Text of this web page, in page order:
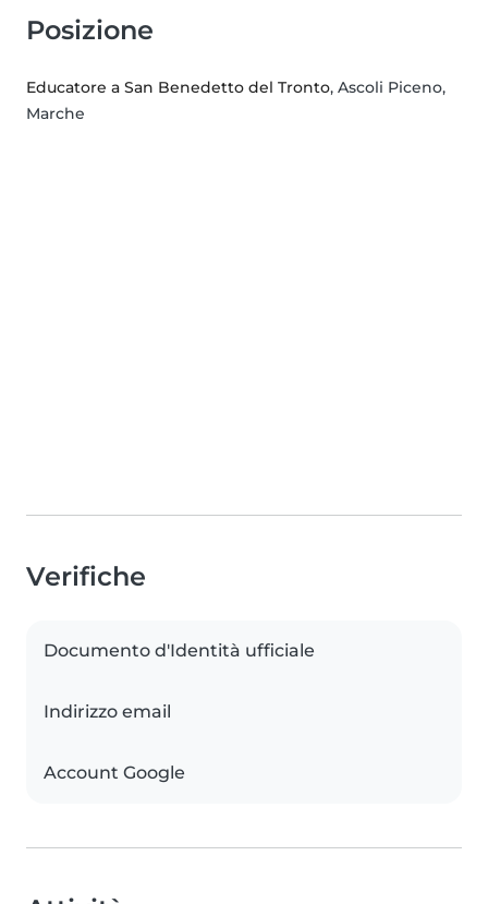
Posizione
Educatore a San Benedetto del Tronto, Ascoli Piceno,
Marche
Verifiche
Documento d'Identità ufficiale
Indirizzo email
Account Google